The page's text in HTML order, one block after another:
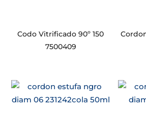
Codo Vitrificado 90º 150
7500409